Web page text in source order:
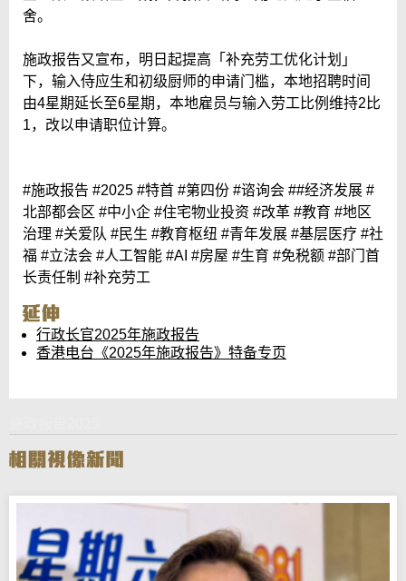
舍。
施政报告又宣布，明日起提高「补充劳工优化计划」
下，输入侍应生和初级厨师的申请门槛，本地招聘时间
由4星期延长至6星期，本地雇员与输入劳工比例维持2比
1，改以申请职位计算。
#施政报告 #2025 #特首 #第四份 #谘询会 ##经济发展 #
北部都会区 #中小企 #住宅物业投资 #改革 #教育 #地区
治理 #关爱队 #民生 #教育枢纽 #青年发展 #基层医疗 #社
福 #立法会 #人工智能 #AI #房屋 #生育 #免税额 #部门首
长责任制 #补充劳工
行政长官2025年施政报告
香港电台《2025年施政报告》特备专页